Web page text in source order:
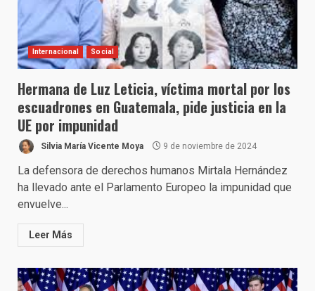
Internacional Social
Hermana de Luz Leticia, víctima mortal por los
escuadrones en Guatemala, pide justicia en la
UE por impunidad
Silvia María Vicente Moya 9 de noviembre de 2024
La defensora de derechos humanos Mirtala Hernández
ha llevado ante el Parlamento Europeo la impunidad que
envuelve...
Leer Más